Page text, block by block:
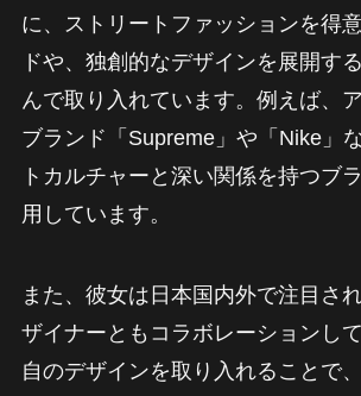
に、ストリートファッションを得
ドや、独創的なデザインを展開す
んで取り入れています。例えば、
ブランド「Supreme」や「Nike」
トカルチャーと深い関係を持つブ
用しています。
また、彼女は日本国内外で注目さ
ザイナーともコラボレーションし
自のデザインを取り入れることで